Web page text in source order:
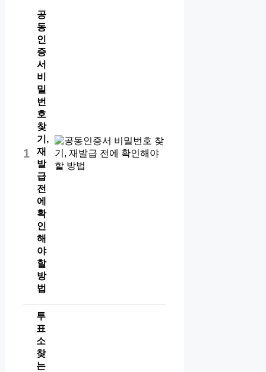
1
공
동
인
증
서
비
밀
번
호
찾
기,
재
발
급
전
에
확
인
해
야
할
방
법
투
표
소
찾
는